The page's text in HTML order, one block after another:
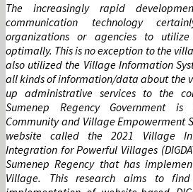
The increasingly rapid
communication technology
organizations or agencies to
optimally. This is no exception to the
also utilized the Village Information
all kinds of information/data about the
up administrative services to the
Sumenep Regency Government
Community and Village Empowerment
website called the 2021 Village
Integration for Powerful Villages
Sumenep Regency that has
Village. This research aims to